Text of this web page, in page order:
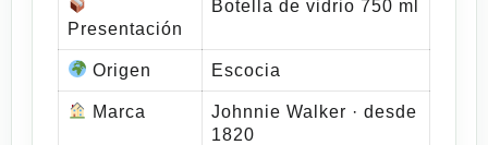
Presentación
Botella de vidrio 750 ml
Origen Escocia
Marca
Johnnie Walker · desde
1820